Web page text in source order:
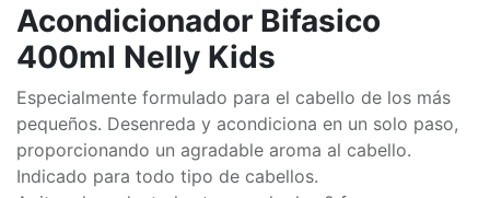
Acondicionador Bifasico
400ml Nelly Kids
Especialmente formulado para el cabello de los más
pequeños. Desenreda y acondiciona en un solo paso,
proporcionando un agradable aroma al cabello.
Indicado para todo tipo de cabellos.